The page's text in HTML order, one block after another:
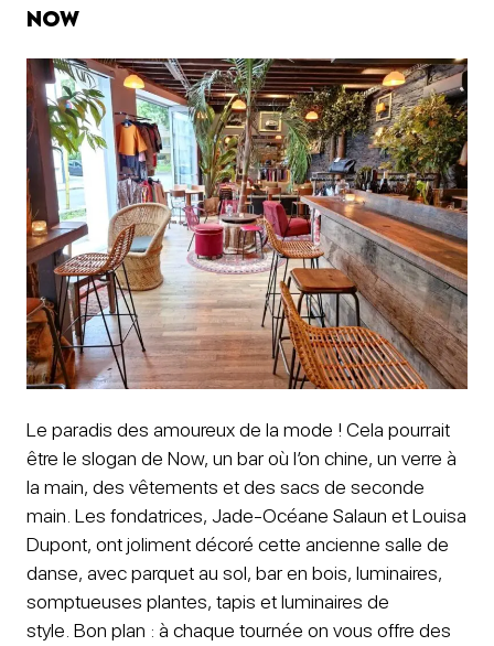
Now
Le paradis des amoureux de la mode ! Cela pourrait
être le slogan de Now, un bar où l’on chine, un verre à
la main, des vêtements et des sacs de seconde
main. Les fondatrices, Jade-Océane Salaun et Louisa
Dupont, ont joliment décoré cette ancienne salle de
danse, avec parquet au sol, bar en bois, luminaires,
somptueuses plantes, tapis et luminaires de
style. Bon plan : à chaque tournée on vous offre des